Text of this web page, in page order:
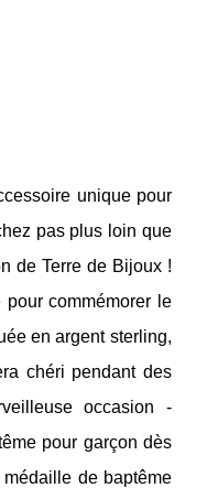
unique pour
pas plus loin que
de Terre de Bijoux !
commémorer le
en argent sterling,
chéri pendant des
occasion -
pour garçon dès
de baptême